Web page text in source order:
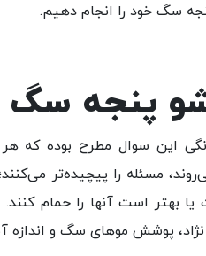
سگ خود را انجام دهیم.
پنجه سگ
این سوال مطرح بوده که هر
مسئله را پیچیده‌تر می
بهتر است آنها را حمام
پوشش موهای سگ و اندازه